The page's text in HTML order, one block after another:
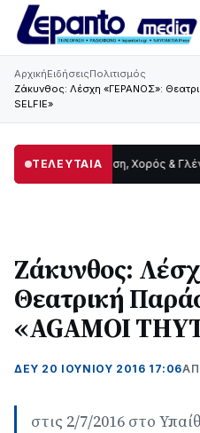
ΑρχικήΕιδήσειςΠολιτισμός
Ζάκυνθος: Λέσχη «ΓΕΡΑΝΟΣ»:
SELFIE»
ΤΕΛΕΥΤΑΙΑ
Παράδοση, Χορός & Γλέντι!08:41
Ζάκυνθος:
Θεατρική
«AGAMOI
ΔΕΥ 20 ΙΟΥΝΊΟΥ 2016 17:06
στις 2/7/2016 στο